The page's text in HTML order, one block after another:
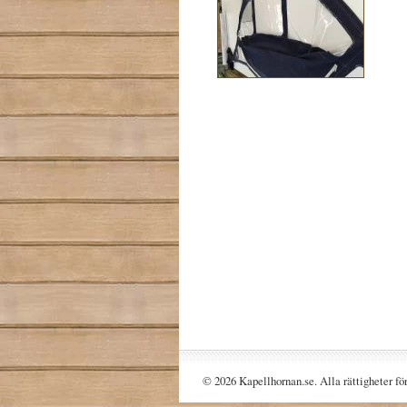
© 2026 Kapellhornan.se. Alla rättigheter